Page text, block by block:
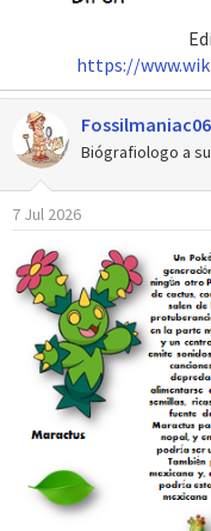
https://
Fossilmaniac06
Biógrafiologo a
7 Jul 2026